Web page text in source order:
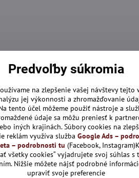
Predvoľby súkromia
na zlepšenie vašej návštevy tejto
jej výkonnosti a zhromažďovanie
tento účel môžeme použiť nástroje a
údaje sa môžu preniesť k
iných krajinách. Súbory cookies na
reklám využíva služba Google Ads –
– podrobnosti tu (Facebook,
všetky cookies“ vyjadrujete svoj súhlas s
Nižšie môžete nájsť podrobné
upraviť svoje preferencie